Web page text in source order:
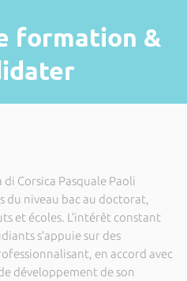
formation &
Corsica Pasquale Paoli
du niveau bac au doctorat,
et écoles. L’intérêt constant
s’appuie sur des
en accord avec
développement de son